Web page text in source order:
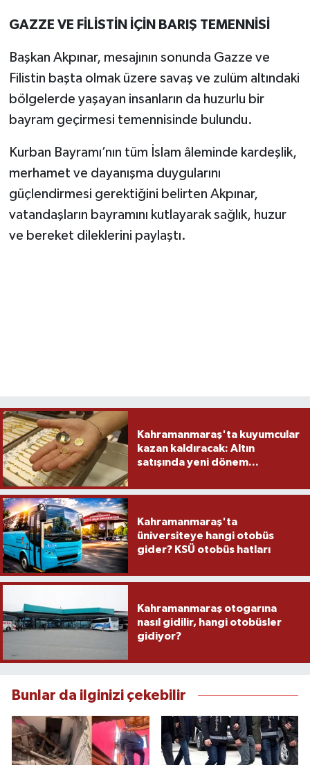
GAZZE VE FİLİSTİN İÇİN BARIŞ TEMENNİSİ
Başkan Akpınar, mesajının sonunda Gazze ve
Filistin başta olmak üzere savaş ve zulüm altındaki
bölgelerde yaşayan insanların da huzurlu bir
bayram geçirmesi temennisinde bulundu.
Kurban Bayramı’nın tüm İslam âleminde kardeşlik,
merhamet ve dayanışma duygularını
güçlendirmesi gerektiğini belirten Akpınar,
vatandaşların bayramını kutlayarak sağlık, huzur
ve bereket dileklerini paylaştı.
Kahramanmaraş'ta kuyumcular
kazan kaldıracak: Altın
satışında yeni dönem...
Kahramanmaraş'ta
üniversiteye hangi otobüs
gider? KSÜ otobüs hatları
Kahramanmaraş otogarına
nasıl gidilir, hangi otobüsler
gidiyor?
Bunlar da ilginizi çekebilir